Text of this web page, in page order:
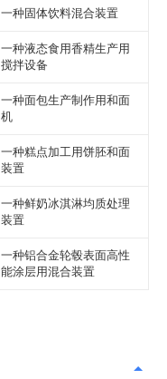
一种固体饮料混合装置
一种液态食用香精生产用
搅拌设备
一种面包生产制作用和面
机
一种糕点加工用饼胚和面
装置
一种鲜奶冰淇淋均质处理
装置
一种铝合金轮毂表面高性
能涂层用混合装置